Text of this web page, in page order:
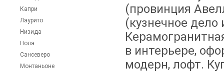
Капри
Лаурито
Низида
Нола
Сансеверо
Монтаньоне
(провинция
(кузнечное
в интерьере,
модерн, лофт.